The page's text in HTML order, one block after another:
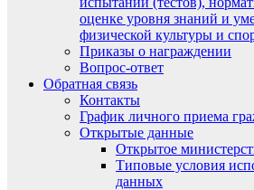
оценке уровня знаний и
физической культуры и
Приказы о награждении
Вопрос-ответ
Обратная связь
Контакты
График личного приема
Открытые данные
Открытое
Типовые условия
данных